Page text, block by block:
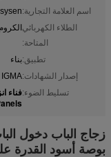
اسم العلامة التجارية:sysen
الطلاء الكهربائي
المتاحة:
تطبيق:بناء
إصدار الشهادات:
تسليط الضوء:فناء
بوصة أسود القدرة